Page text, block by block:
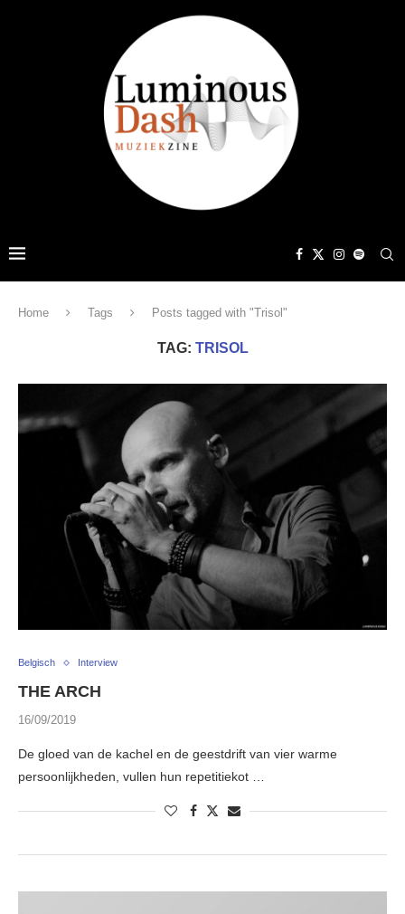
Home Tags Posts tagged with "Trisol"
TAG: TRISOL
Belgisch Interview
THE ARCH
16/09/2019
De gloed van de kachel en de geestdrift van vier warme
persoonlijkheden, vullen hun repetitiekot …